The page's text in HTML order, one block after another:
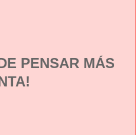
PENSAR MÁS